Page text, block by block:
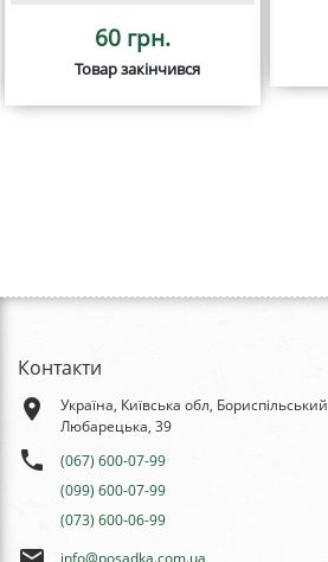
60 грн.
Товар закінчився
Контакти
place
Україна, Київська обл,
Любарецька, 39
phone
(067) 600-07-99
(099) 600-07-99
(073) 600-06-99
info@posadka.com.ua